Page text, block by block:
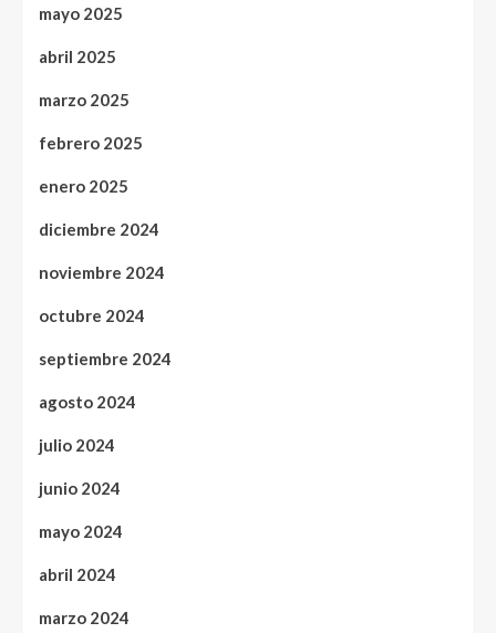
mayo 2025
abril 2025
marzo 2025
febrero 2025
enero 2025
diciembre 2024
noviembre 2024
octubre 2024
septiembre 2024
agosto 2024
julio 2024
junio 2024
mayo 2024
abril 2024
marzo 2024